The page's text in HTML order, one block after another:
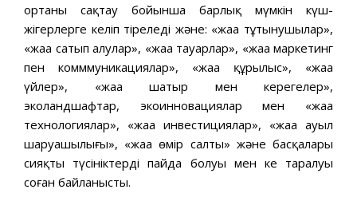
ортаны сақтау бойынша барлық мүмкін күш-
жігерлерге келіп тіреледі және: «жаңа тұтынушылар»,
«жаңа сатып алулар», «жаңа тауарлар», «жаңа маркетинг
пен комммуникациялар», «жаңа құрылыс», «жаңа
үйлер», «жаңа шатыр мен керегелер»,
эколандшафтар, экоинновациялар мен «жаңа
технологиялар», «жаңа инвестициялар», «жаңа ауыл
шаруашылығы», «жаңа өмір салты» және басқалары
сияқты түсініктердің пайда болуы мен кең таралуы
соған байланысты.